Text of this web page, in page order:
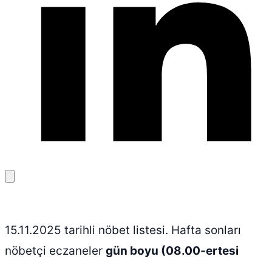
kopyala
15.11.2025 tarihli nöbet listesi. Hafta sonları
nöbetçi eczaneler gün boyu (08.00-ertesi